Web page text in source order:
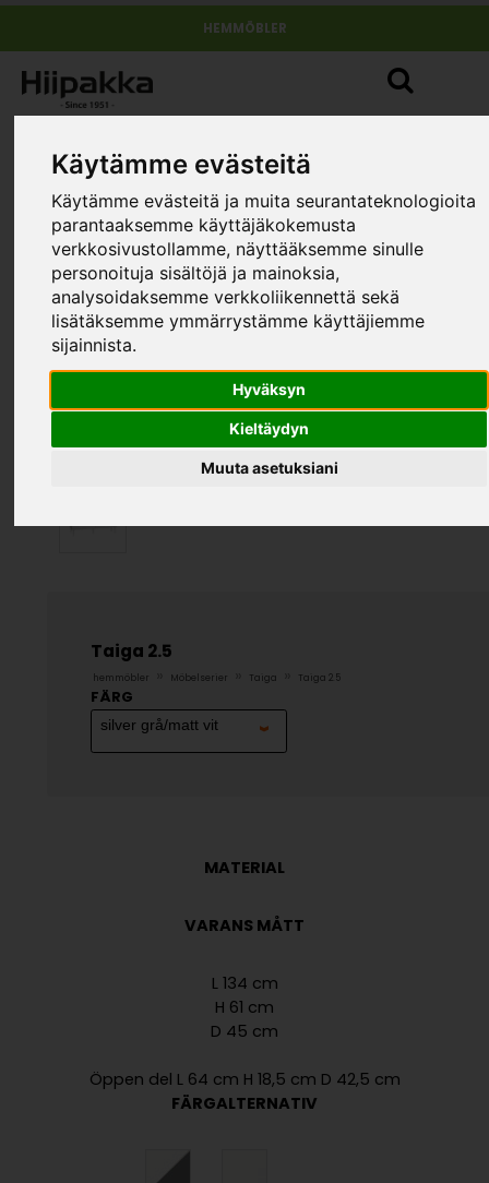
Käytämme evästeitä
Käytämme evästeitä ja muita seurantateknologioita
parantaaksemme käyttäjäkokemusta
verkkosivustollamme, näyttääksemme sinulle
personoituja sisältöjä ja mainoksia,
analysoidaksemme verkkoliikennettä sekä
lisätäksemme ymmärrystämme käyttäjiemme
sijainnista.
Hyväksyn
Kieltäydyn
Muuta asetuksiani
HEMMÖBLER
Taiga 2.5
hemmöbler Möbelserier Taiga Taiga 2.5
FÄRG
MATERIAL
VARANS MÅTT
L 134 cm
H 61 cm
D 45 cm
Öppen del L 64 cm H 18,5 cm D 42,5 cm
FÄRGALTERNATIV